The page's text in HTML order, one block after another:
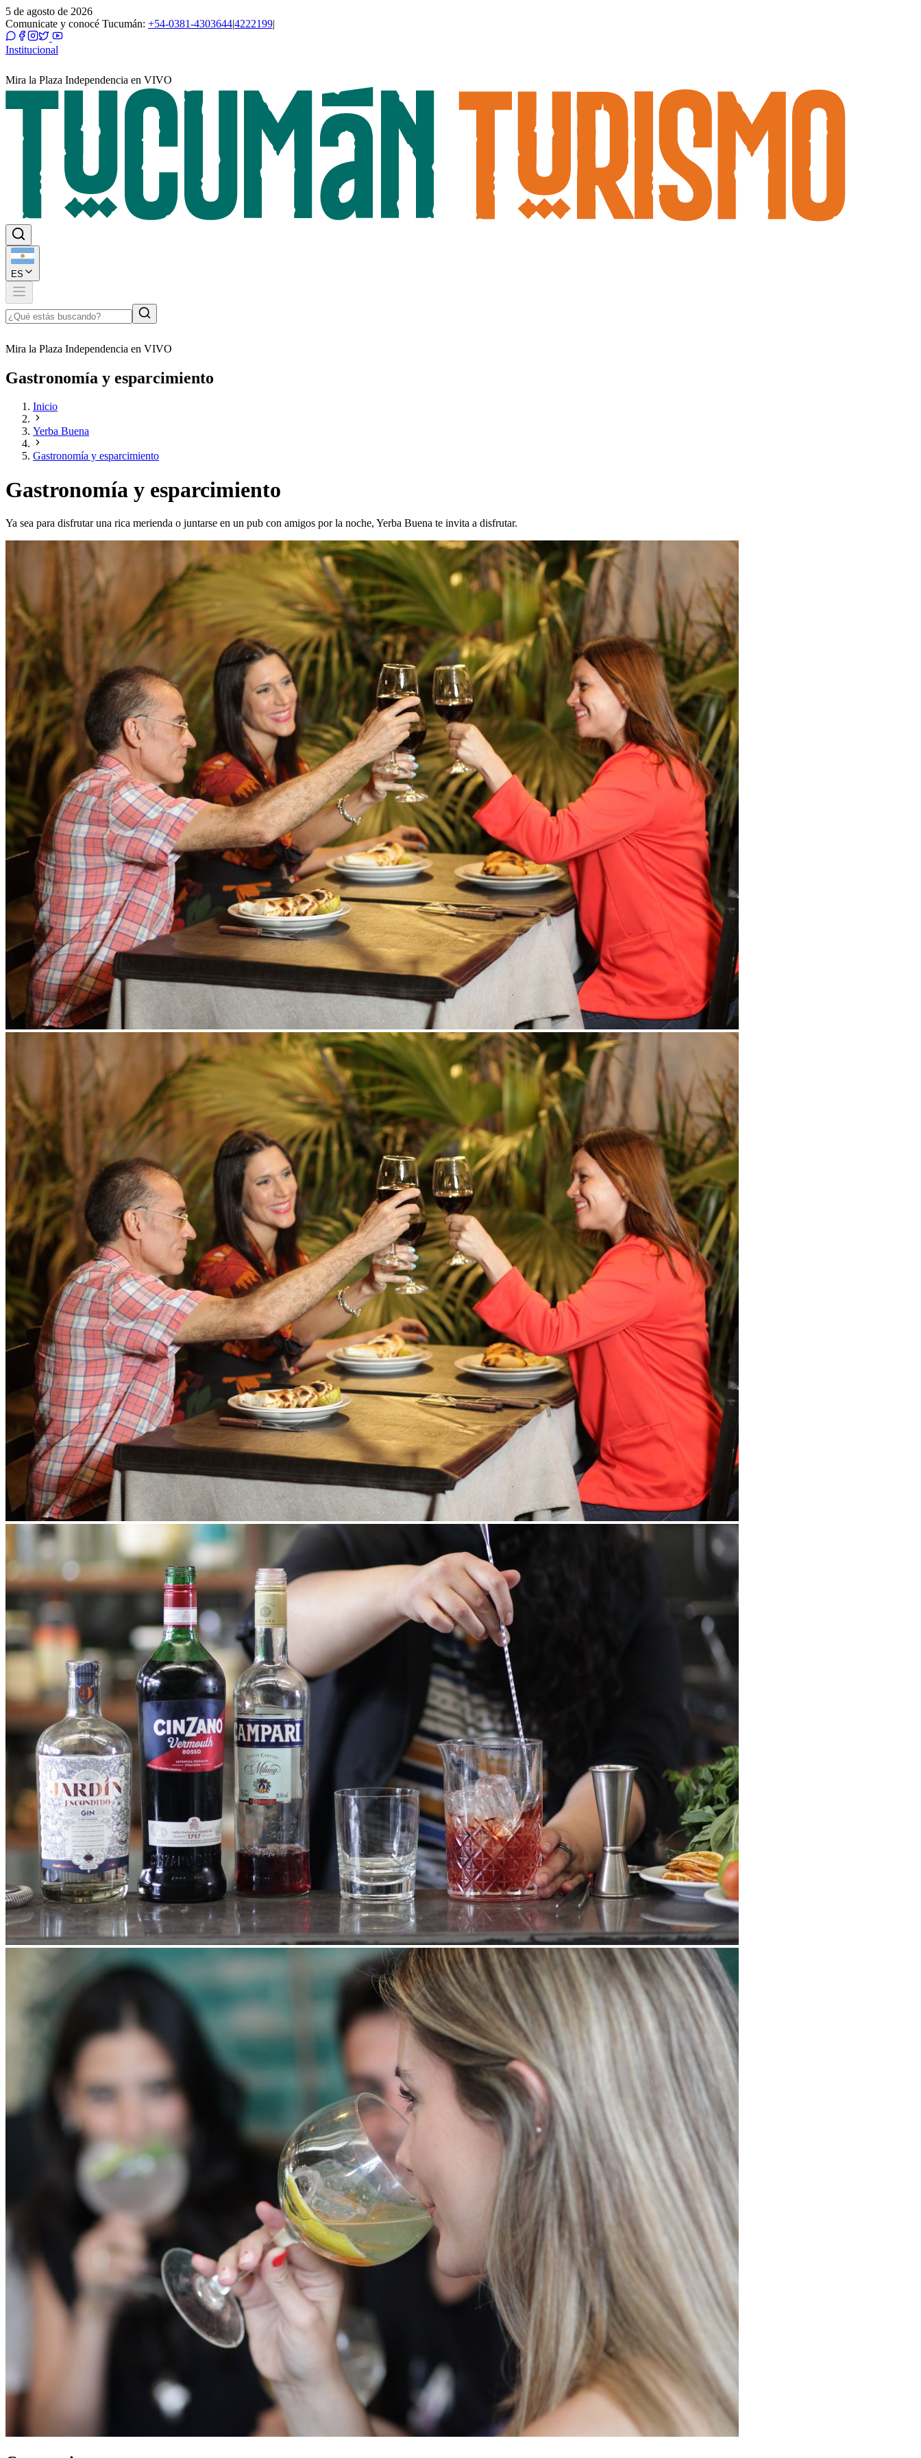
5 de agosto de 2026
Comunicate y conocé Tucumán: +54-0381-4303644|4222199|
Institucional
Mira la Plaza Independencia en VIVO
ES
Mira la Plaza Independencia en VIVO
Gastronomía y esparcimiento
Inicio
Yerba Buena
Gastronomía y esparcimiento
Gastronomía y esparcimiento
Ya sea para disfrutar una rica merienda o juntarse en un pub con amigos por la noche, Yerba Buena te invita a disfrutar.